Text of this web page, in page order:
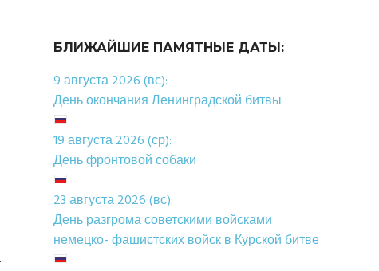
БЛИЖАЙШИЕ ПАМЯТНЫЕ ДАТЫ:
9 августа 2026 (вс):
День окончания Ленинградской битвы
19 августа 2026 (ср):
День фронтовой собаки
23 августа 2026 (вс):
День разгрома советскими войсками
немецко- фашистских войск в Курской битве